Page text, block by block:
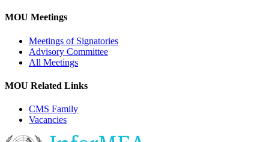
MOU Meetings
Meetings of Signatories
Advisory Committee
All Meetings
MOU Related Links
CMS Family
Vacancies